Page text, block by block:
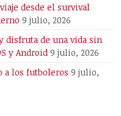
desde el survival
9 julio, 2026
disfruta de una vida sin
y Android 9 julio, 2026
a los futboleros 9 julio,